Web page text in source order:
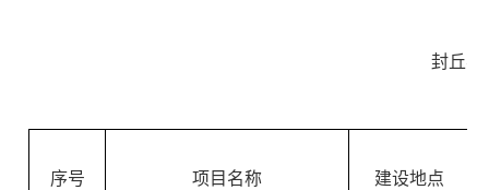
封丘县
序号 项目名称 建设地点